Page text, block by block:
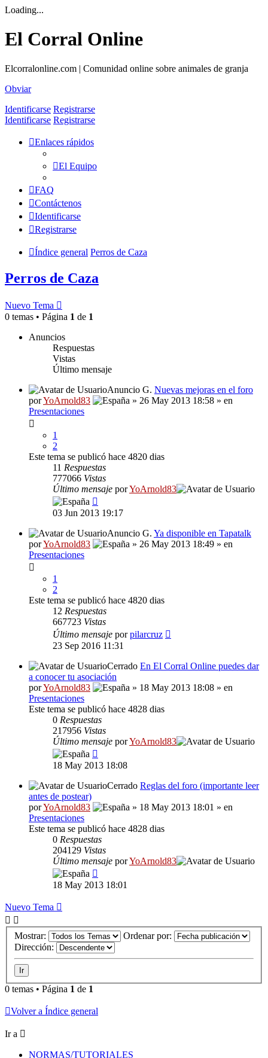
Loading...
El Corral Online
Elcorralonline.com | Comunidad online sobre animales de granja
Obviar
Identificarse Registrarse
Identificarse Registrarse
Enlaces rápidos
El Equipo
FAQ
Contáctenos
Identificarse
Registrarse
Índice general Perros de Caza
Perros de Caza
Nuevo Tema
0 temas • Página 1 de 1
Anuncios
Respuestas
Vistas
Último mensaje
Anuncio G. Nuevas mejoras en el foro
porYoArnold83
» 26 May 2013 18:58 » en
Presentaciones
1
2
Este tema se publicó hace 4820 dias
11 Respuestas
777066 Vistas
Último mensaje porYoArnold83
03 Jun 2013 19:17
Anuncio G. Ya disponible en Tapatalk
porYoArnold83
» 26 May 2013 18:49 » en
Presentaciones
1
2
Este tema se publicó hace 4820 dias
12 Respuestas
667723 Vistas
Último mensaje porpilarcruz
23 Sep 2016 11:31
Cerrado En El Corral Online puedes dar
a conocer tu asociación
porYoArnold83
» 18 May 2013 18:08 » en
Presentaciones
Este tema se publicó hace 4828 dias
0 Respuestas
217956 Vistas
Último mensaje porYoArnold83
18 May 2013 18:08
Cerrado Reglas del foro (importante leer
antes de postear)
porYoArnold83
» 18 May 2013 18:01 » en
Presentaciones
Este tema se publicó hace 4828 dias
0 Respuestas
204129 Vistas
Último mensaje porYoArnold83
18 May 2013 18:01
Nuevo Tema
Mostrar:
Ordenar por:
Dirección:
0 temas • Página 1 de 1
Volver a Índice general
Ir a
NORMAS/TUTORIALES